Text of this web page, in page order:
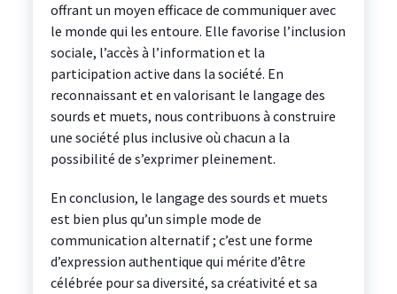
offrant un moyen efficace de communiquer avec
le monde qui les entoure. Elle favorise l’inclusion
sociale, l’accès à l’information et la
participation active dans la société. En
reconnaissant et en valorisant le langage des
sourds et muets, nous contribuons à construire
une société plus inclusive où chacun a la
possibilité de s’exprimer pleinement.
En conclusion, le langage des sourds et muets
est bien plus qu’un simple mode de
communication alternatif ; c’est une forme
d’expression authentique qui mérite d’être
célébrée pour sa diversité, sa créativité et sa